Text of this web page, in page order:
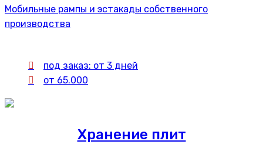
Мобильные рампы и эстакады собственного
производства
под заказ: от 3 дней
от 65.000
Хранение плит